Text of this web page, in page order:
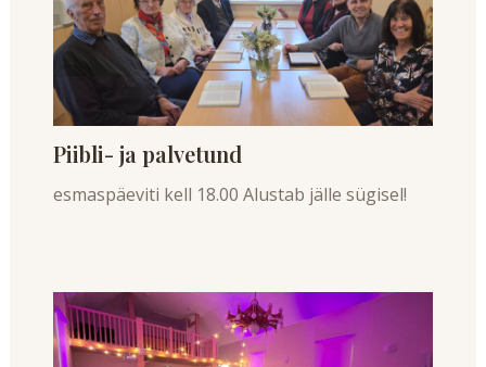
Piibli- ja palvetund
esmaspäeviti kell 18.00 Alustab jälle sügisel!